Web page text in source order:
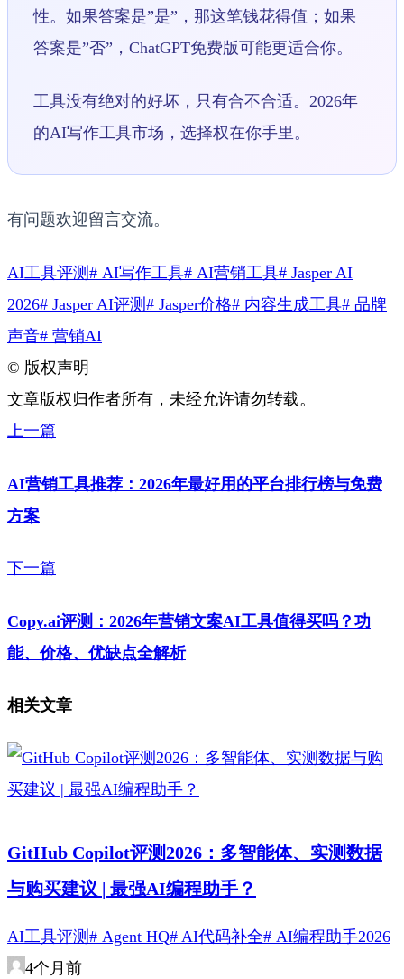
性。如果答案是”是”，那这笔钱花得值；如果
答案是”否”，ChatGPT免费版可能更适合你。
工具没有绝对的好坏，只有合不合适。2026年
的AI写作工具市场，选择权在你手里。
有问题欢迎留言交流。
AI工具评测 # AI写作工具# AI营销工具# Jasper AI
2026# Jasper AI评测 # Jasper价格# 内容生成工具# 品牌
声音# 营销AI
© 版权声明
文章版权归作者所有，未经允许请勿转载。
上一篇
AI营销工具推荐：2026年最好用的平台排行榜与免费
方案
下一篇
Copy.ai评测：2026年营销文案AI工具值得买吗？功
能、价格、优缺点全解析
相关文章
GitHub Copilot评测2026：多智能体、实测数据
与购买建议 | 最强AI编程助手？
AI工具评测 # Agent HQ# AI代码补全# AI编程助手2026
4个月前